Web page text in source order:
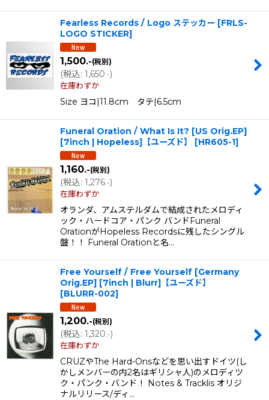
Fearless Records / Logo ステッカー [FRLS-
LOGO STICKER]
1,500.-(税別)
(税込: 1,650.-)
在庫わずか
Size ヨコ|11.8cm タテ|6.5cm
Funeral Oration / What Is It? [US Orig.EP]
[7inch | Hopeless]【ユーズド】
[HR605-1]
1,160.-(税別)
(税込: 1,276 .-)
在庫わずか
オランダ、アムステルダムで結成されたメロディ
ック・ハードコア・パンク バンドFuneral
OrationがHopeless Recordsに残したシングル
盤！！ Funeral Orationと名…
Free Yourself / Free Yourself [Germany
Orig.EP] [7inch | Blurr]【ユーズド】
[BLURR-002]
1,200.-(税別)
(税込: 1,320 .-)
在庫わずか
CRUZやThe Hard-Onsなどを思い出すドイツ(し
かしメンバーの内2名はギリシャ人)のメロディツ
ク・パンク・バンド！ Notes & Tracklis オリジ
ナルリリース/ディ…